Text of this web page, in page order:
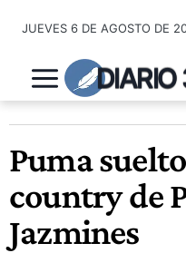
contenido
JUEVES 6 DE AGOSTO DE
Puma
country de
Jazmines